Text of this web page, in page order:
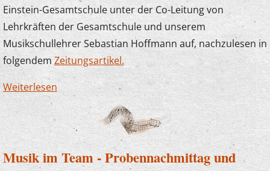
Einstein-Gesamtschule unter der Co-Leitung von
Lehrkräften der Gesamtschule und unserem
Musikschullehrer Sebastian Hoffmann auf, nachzulesen in
folgendem Zeitungsartikel.
Weiterlesen über Erfolgreiches Konzertdebüt der
Streicherklasse an der AEG Werdohl
Musik im Team - Probennachmittag und